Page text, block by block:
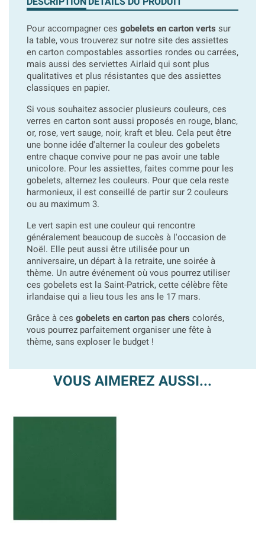
Pour accompagner ces gobelets en carton verts sur
la table, vous trouverez sur notre site des assiettes
en carton compostables assorties rondes ou carrées,
mais aussi des serviettes Airlaid qui sont plus
qualitatives et plus résistantes que des assiettes
classiques en papier.
Si vous souhaitez associer plusieurs couleurs, ces
verres en carton sont aussi proposés en rouge, blanc,
or, rose, vert sauge, noir, kraft et bleu. Cela peut être
une bonne idée d'alterner la couleur des gobelets
entre chaque convive pour ne pas avoir une table
unicolore. Pour les assiettes, faites comme pour les
gobelets, alternez les couleurs. Pour que cela reste
harmonieux, il est conseillé de partir sur 2 couleurs
ou au maximum 3.
Le vert sapin est une couleur qui rencontre
généralement beaucoup de succès à l'occasion de
Noël. Elle peut aussi être utilisée pour un
anniversaire, un départ à la retraite, une soirée à
thème. Un autre événement où vous pourrez utiliser
ces gobelets est la Saint-Patrick, cette célèbre fête
irlandaise qui a lieu tous les ans le 17 mars.
Grâce à ces gobelets en carton pas chers colorés,
vous pourrez parfaitement organiser une fête à
thème, sans exploser le budget !
VOUS AIMEREZ AUSSI...